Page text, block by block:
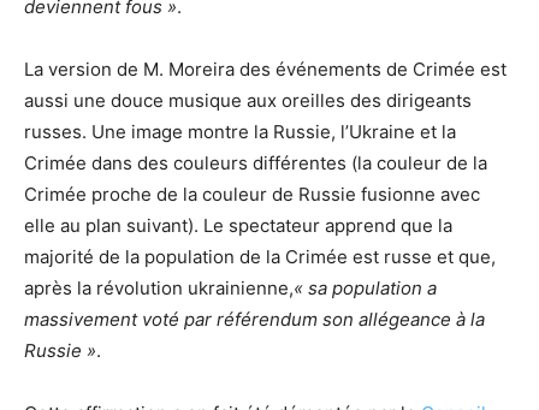
deviennent fous ».
La version de M. Moreira des événements de Crimée est
aussi une douce musique aux oreilles des dirigeants
russes. Une image montre la Russie, l’Ukraine et la
Crimée dans des couleurs différentes (la couleur de la
Crimée proche de la couleur de Russie fusionne avec
elle au plan suivant). Le spectateur apprend que la
majorité de la population de la Crimée est russe et que,
après la révolution ukrainienne,« sa population a
massivement voté par référendum son allégeance à la
Russie ».